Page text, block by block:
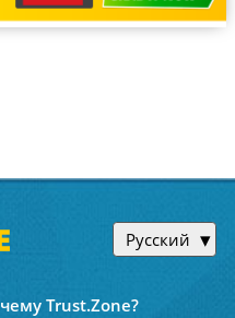
Русский
Trust.Zone?